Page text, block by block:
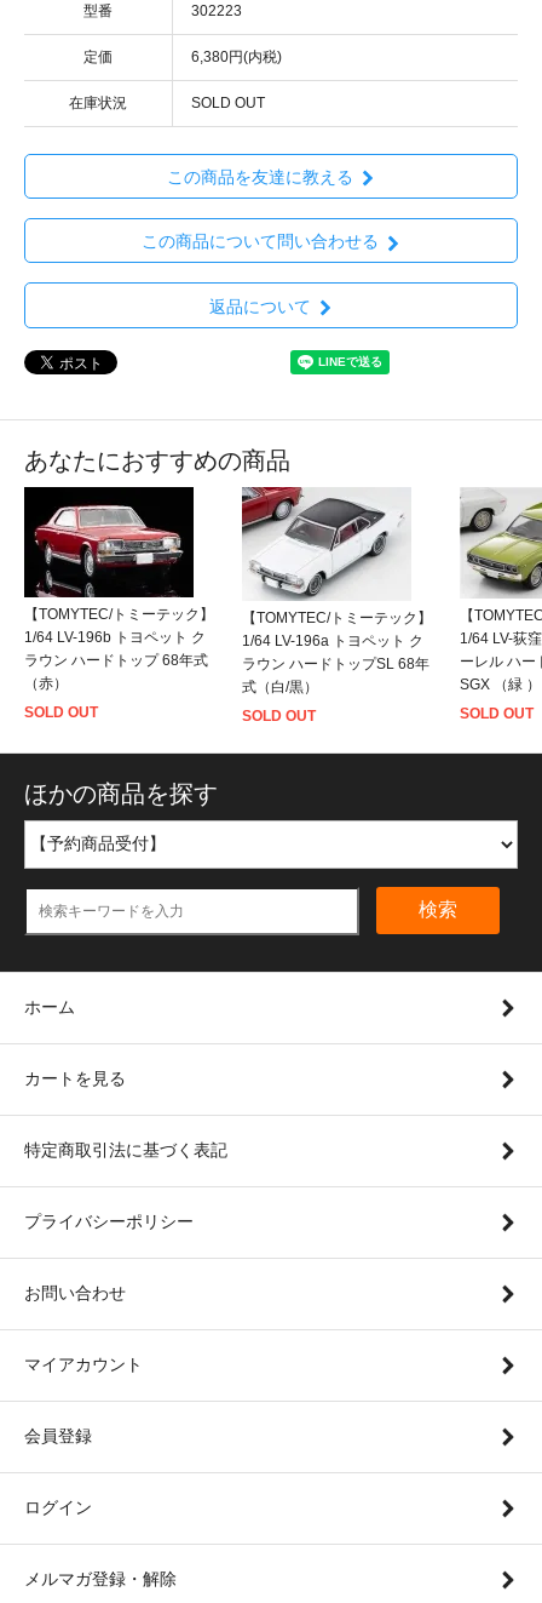
型番 302223
定価 6,380円(内税)
在庫状況 SOLD OUT
この商品を友達に教える
この商品について問い合わせる
返品について
あなたにおすすめの商品
【TOMYTEC/トミーテック】
1/64 LV-196b トヨペット ク
ラウン ハードトップ 68年式
（赤）
SOLD OUT
【TOMYTEC/トミーテック】
1/64 LV-196a トヨペット ク
ラウン ハードトップSL 68年
式（白/黒）
SOLD OUT
【
1/64 LV-荻
ーレル ハー
SGX （緑 ）
SOLD OUT
ほかの商品を探す
検索
ホーム
カートを見る
特定商取引法に基づく表記
プライバシーポリシー
お問い合わせ
マイアカウント
会員登録
ログイン
メルマガ登録・解除